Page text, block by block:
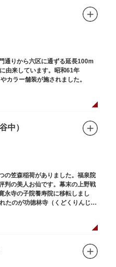
をおろして妙亀尼と称し庵を結ん
の伝説をもとにしています。
碑には「弘安十一年戊子五月二十
古いものです。しかし妙亀塚と板
）境内には梅若にちなむ梅若塚
ものと考えられています。
通りから六区に通ずる延長100m
由来しています。昭和61年
カラー舗装が施されました。
中）
の笠森稲荷がありました。福泉院
判の美人お仙です。幕末の上野戦
永寺の子院養寿院に移転しまし
たのが功徳林寺（くどくりんじ）